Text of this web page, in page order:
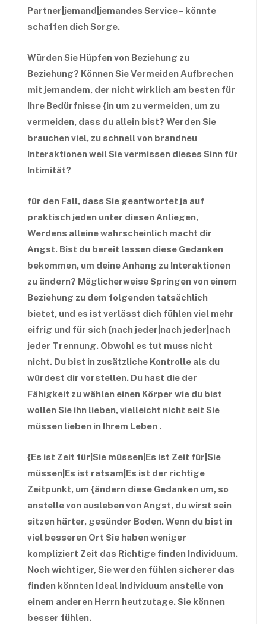
Partner|jemand|jemandes Service – könnte
schaffen dich Sorge.
Würden Sie Hüpfen von Beziehung zu
Beziehung? Können Sie Vermeiden Aufbrechen
mit jemandem, der nicht wirklich am besten für
Ihre Bedürfnisse {in um zu vermeiden, um zu
vermeiden, dass du allein bist? Werden Sie
brauchen viel, zu schnell von brandneu
Interaktionen weil Sie vermissen dieses Sinn für
Intimität?
für den Fall, dass Sie geantwortet ja auf
praktisch jeden unter diesen Anliegen,
Werdens alleine wahrscheinlich macht dir
Angst. Bist du bereit lassen diese Gedanken
bekommen, um deine Anhang zu Interaktionen
zu ändern? Möglicherweise Springen von einem
Beziehung zu dem folgenden tatsächlich
bietet, und es ist verlässt dich fühlen viel mehr
eifrig und für sich {nach jeder|nach jeder|nach
jeder Trennung. Obwohl es tut muss nicht
nicht. Du bist in zusätzliche Kontrolle als du
würdest dir vorstellen. Du hast die der
Fähigkeit zu wählen einen Körper wie du bist
wollen Sie ihn lieben, vielleicht nicht seit Sie
müssen lieben in Ihrem Leben .
{Es ist Zeit für|Sie müssen|Es ist Zeit für|Sie
müssen|Es ist ratsam|Es ist der richtige
Zeitpunkt, um {ändern diese Gedanken um, so
anstelle von ausleben von Angst, du wirst sein
sitzen härter, gesünder Boden. Wenn du bist in
viel besseren Ort Sie haben weniger
kompliziert Zeit das Richtige finden Individuum.
Noch wichtiger, Sie werden fühlen sicherer das
finden könnten Ideal Individuum anstelle von
einem anderen Herrn heutzutage. Sie können
besser fühlen.